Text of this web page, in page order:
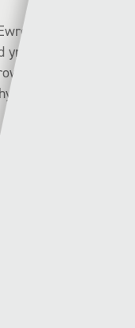
am y tro cyntaf
awyddus i
derfynol y
ar ôl cyrraedd
yn rhan gynta’r
Caernarfon yn
Drenewydd dalu’r
ym mis Hydref (Dre
i’r Robiniaid.
wynebu’r Cofis
gêm ddiwethaf